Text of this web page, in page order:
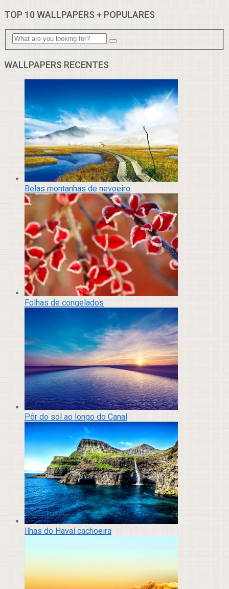
TOP 10 WALLPAPERS + POPULARES
WALLPAPERS RECENTES
Belas montanhas de nevoeiro
Folhas de congelados
Pôr do sol ao longo do Canal
Ilhas do Havaí cachoeira